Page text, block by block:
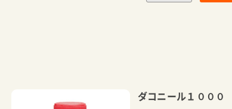
ダコニール１０００